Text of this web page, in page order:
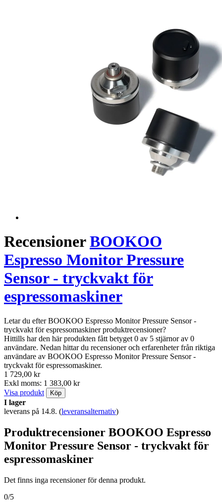
RecensionerBOOKOO
Espresso Monitor Pressure
Sensor - tryckvakt för
espressomaskiner
Letar du efter BOOKOO Espresso Monitor Pressure Sensor -
tryckvakt för espressomaskiner produktrecensioner?
Hittills har den här produkten fått betyget 0 av 5 stjärnor av 0
användare. Nedan hittar du recensioner och erfarenheter från riktiga
användare av BOOKOO Espresso Monitor Pressure Sensor -
tryckvakt för espressomaskiner.
1 729,00 kr
Exkl moms: 1 383,00 kr
Visa produkt
Köp
I lager
leverans på 14.8. (leveransalternativ)
Produktrecensioner BOOKOO Espresso
Monitor Pressure Sensor - tryckvakt för
espressomaskiner
Det finns inga recensioner för denna produkt.
0/5